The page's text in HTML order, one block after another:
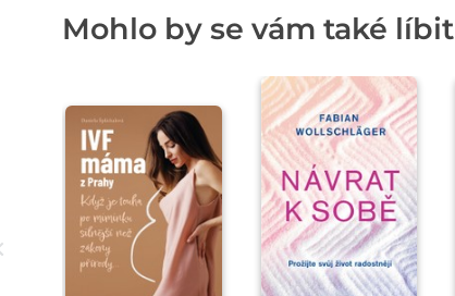
Mohlo by se vám také líbit